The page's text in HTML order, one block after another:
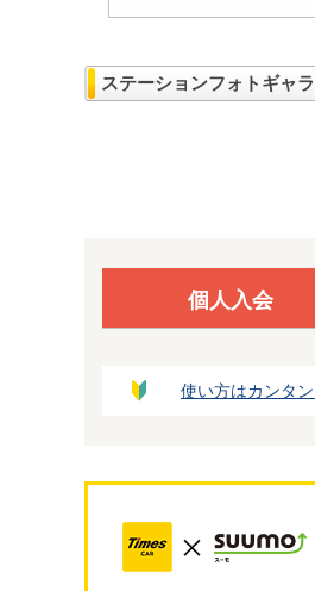
ステーションフォトギャ
個人入会
使い方はカンタ